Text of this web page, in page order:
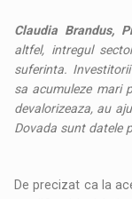
Claudia Brandus,
altfel, intregul
suferinta.
sa acumuleze mari
devalorizeaza, au
Dovada sunt datele
De precizat ca la